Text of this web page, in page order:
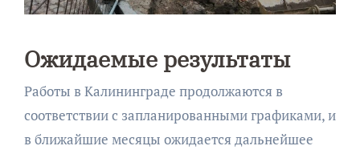
Ожидаемые результаты
Работы в Калининграде продолжаются в
соответствии с запланированными графиками, и
в ближайшие месяцы ожидается дальнейшее